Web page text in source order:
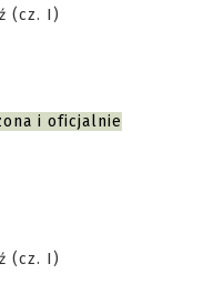
i oficjalnie